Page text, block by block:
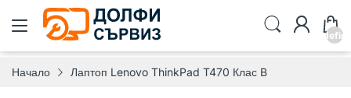
Начало Лаптоп Lenovo ThinkPad T470 Клас B